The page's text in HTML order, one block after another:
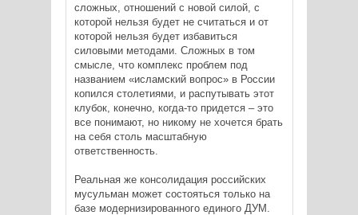
сложных, отношений с новой силой, с
которой нельзя будет не считаться и от
которой нельзя будет избавиться
силовыми методами. Сложных в том
смысле, что комплекс проблем под
названием «исламский вопрос» в России
копился столетиями, и распутывать этот
клубок, конечно, когда-то придется – это
все понимают, но никому не хочется брать
на себя столь масштабную
ответственность.
Реальная же консолидация российских
мусульман может состояться только на
базе модернизированного единого ДУМ.